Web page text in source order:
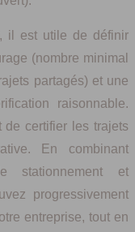
il est utile de définir
(nombre minimal
partagés) et une
raisonnable.
de certifier les trajets
En combinant
stationnement et
progressivement
entreprise, tout en